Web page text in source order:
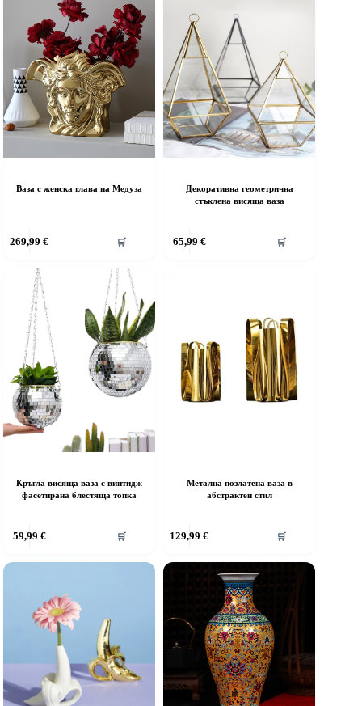
Ваза с женска глава на Медуза
269,99€ 🛒
Декоративна геометрична
стъклена висяща ваза
65,99 € 🛒
Кръгла висяща ваза с винтидж
фасетирана блестяща топка
59,99 € 🛒
Метална позлатена ваза в
абстрактен стил
129,99€ 🛒